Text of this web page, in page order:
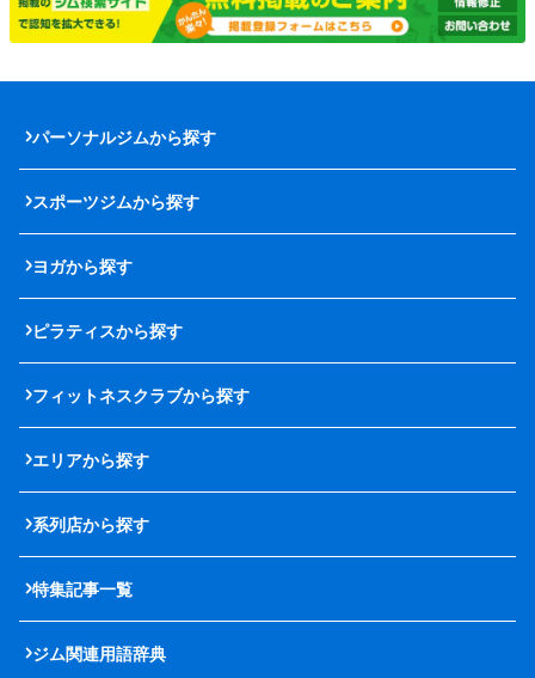
パーソナルジムから探す
スポーツジムから探す
ヨガから探す
ピラティスから探す
フィットネスクラブから探す
エリアから探す
系列店から探す
特集記事一覧
ジム関連用語辞典